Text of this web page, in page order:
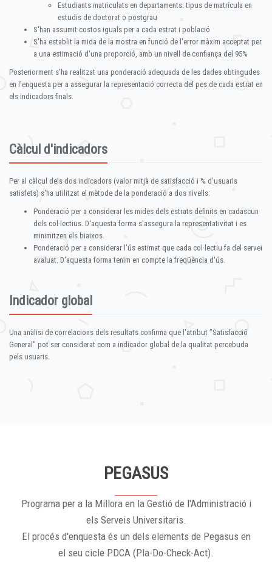
Estudiants matriculats en departaments: tipus de matrícula en
estudis de doctorat o postgrau
S'han assumit costos iguals per a cada estrat i població
S'ha establit la mida de la mostra en funció de l'error màxim acceptat per
a una estimació d'una proporció, amb un nivell de confiança del 95%
Posteriorment s'ha realitzat una ponderació adequada de les dades obtingudes
en l'enquesta per a assegurar la representació correcta del pes de cada estrat en
els indicadors finals.
Càlcul d'indicadors
Per al càlcul dels dos indicadors (valor mitjà de satisfacció i % d'usuaris
satisfets) s'ha utilitzat el mètode de la ponderació a dos nivells:
Ponderació per a considerar les mides dels estrats definits en cadascun
dels col·lectius. D'aquesta forma s'assegura la representativitat i es
minimitzen els biaixos.
Ponderació per a considerar l'ús estimat que cada col·lectiu fa del servei
avaluat. D'aquesta forma tenim en compte la freqüència d'ús.
Indicador global
Una anàlisi de correlacions dels resultats confirma que l'atribut "Satisfacció
General" pot ser considerat com a indicador global de la qualitat percebuda
pels usuaris.
PEGASUS
Programa per a la Millora en la Gestió de l'Administració i
els Serveis Universitaris.
El procés d'enquesta és un dels elements de Pegasus en
el seu cicle PDCA (Pla-Do-Check-Act).